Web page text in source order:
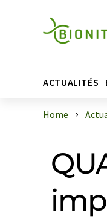
ACTUALITÉS
Home